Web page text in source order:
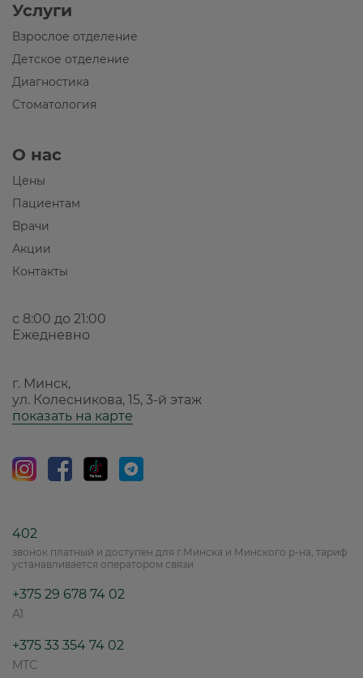
Услуги
Взрослое отделение
Детское отделение
Диагностика
Стоматология
О нас
Цены
Пациентам
Врачи
Акции
Контакты
с 8:00 до 21:00
Ежедневно
г. Минск,
ул. Колесникова, 15, 3-й этаж
показать на карте
402
звонок платный и доступен для г.Минска и Минского р-на, тариф
устанавливается оператором связи
+375 29 678 74 02
A1
+375 33 354 74 02
МТС